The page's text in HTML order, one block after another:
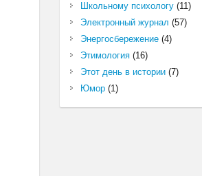
Школьному психологу(11)
Электронный журнал (57)
Энергосбережение(4)
Этимология(16)
Этот день в истории(7)
Юмор(1)